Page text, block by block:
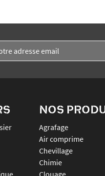
NOS
agrafage
air comprime
chevillage
chimie
clouage